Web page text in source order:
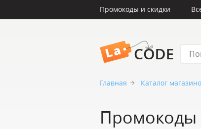
Промокоды и скидки
Главная Каталог